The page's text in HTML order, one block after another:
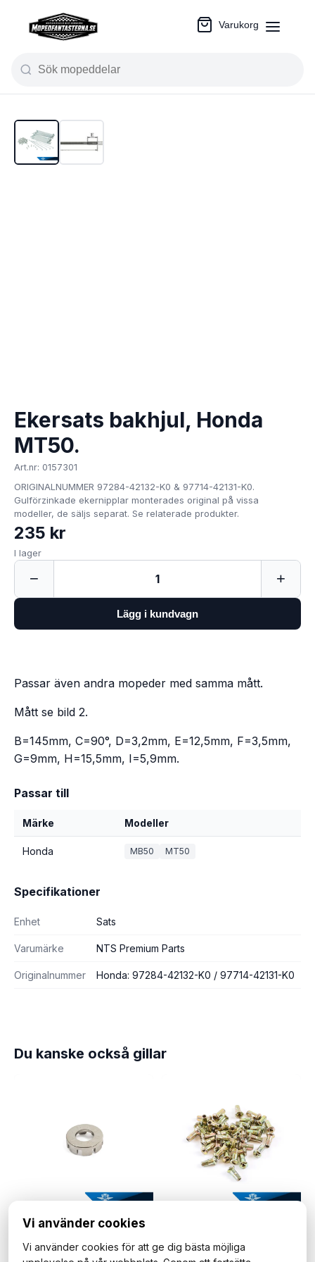
Varukorg
Ekersats bakhjul, Honda
MT50.
Art.nr: 0157301
ORIGINALNUMMER 97284-42132-K0 & 97714-42131-K0.
Gulförzinkade ekernipplar monterades original på vissa
modeller, de säljs separat. Se relaterade produkter.
235 kr
I lager
− 1 +
Lägg i kundvagn
Passar även andra mopeder med samma mått.
Mått se bild 2.
B=145mm, C=90°, D=3,2mm, E=12,5mm, F=3,5mm,
G=9mm, H=15,5mm, I=5,9mm.
Passar till
Märke Modeller
Honda MB50 MT50
Specifikationer
Enhet Sats
Varumärke NTS Premium Parts
Originalnummer Honda: 97284-42132-K0 / 97714-42131-K0
Du kanske också gillar
Ekernyckel, universal.
65 kr
85 kr
Vi använder cookies
Vi använder cookies för att ge dig bästa möjliga